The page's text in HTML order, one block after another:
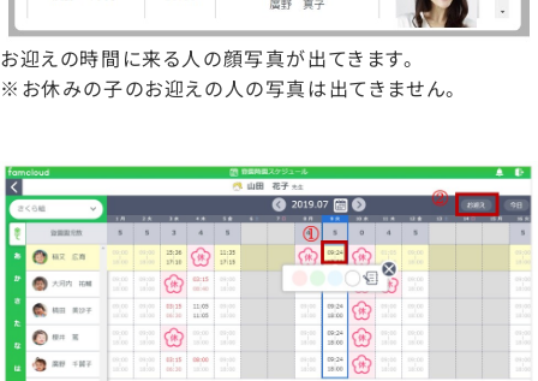
お迎えの時間に来る人の顔写真が出てきます。
※お休みの子のお迎えの人の写真は出てきません。